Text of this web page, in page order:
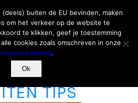
EN
TIPS
buiten de EU bevinden, maken
om het verkeer op de website te
te klikken, geef je toestemming
cookies zoals omschreven in onze
privacyverklaring.
Ok